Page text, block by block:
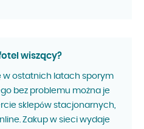
wiszący?
w ostatnich latach sporym
bez problemu można je
sklepów stacjonarnych,
Zakup w sieci wydaje